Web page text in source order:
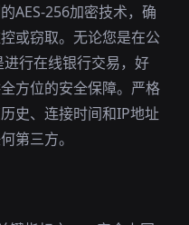
AES-256加密技术，确
或窃取。无论您是在公
行在线银行交易，好
方位的安全保障。严格
史、连接时间和IP地址
第三方。